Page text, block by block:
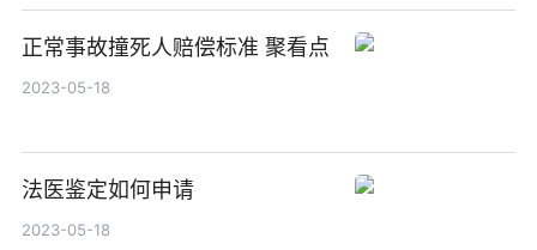
正常事故撞死人赔偿标准 聚看点
2023-05-18
法医鉴定如何申请
2023-05-18